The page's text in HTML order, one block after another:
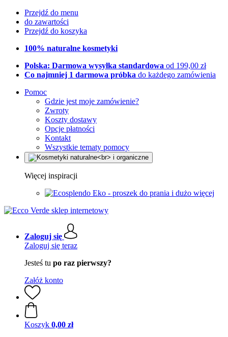
Przejdź do menu
do zawartości
Przejdź do koszyka
100% naturalne kosmetyki
Polska: Darmowa wysyłka standardowa od 199,00 zł
Co najmniej 1 darmowa próbka do każdego zamówienia
Pomoc
Gdzie jest moje zamówienie?
Zwroty
Koszty dostawy
Opcje płatności
Kontakt
Wszystkie tematy pomocy
Więcej inspiracji
Eko - proszek do prania i dużo więcej
Zaloguj się
Zaloguj się teraz
Jesteś tu po raz pierwszy?
Załóż konto
Koszyk 0,00 zł